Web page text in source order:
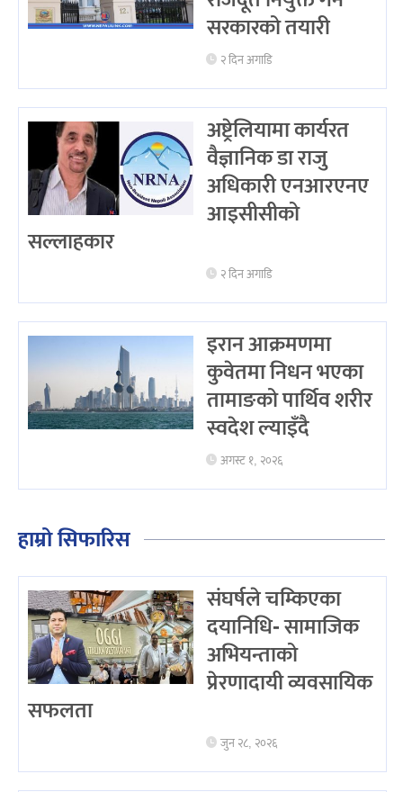
सरकारको तयारी
२ दिन अगाडि
अष्ट्रेलियामा कार्यरत
वैज्ञानिक डा राजु
अधिकारी एनआरएनए
आइसीसीको
सल्लाहकार
२ दिन अगाडि
इरान आक्रमणमा
कुवेतमा निधन भएका
तामाङको पार्थिव शरीर
स्वदेश ल्याइँदै
अगस्ट १, २०२६
हाम्रो सिफारिस
संघर्षले चम्किएका
दयानिधि- सामाजिक
अभियन्ताको
प्रेरणादायी व्यवसायिक
सफलता
जुन २८, २०२६